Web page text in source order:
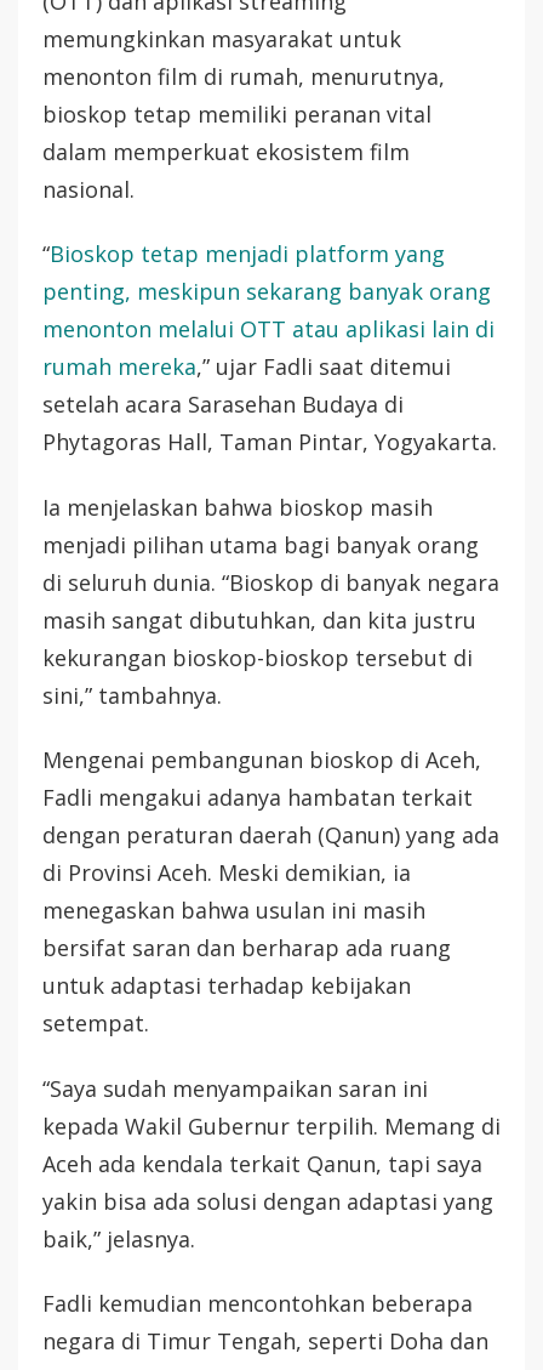
memungkinkan masyarakat untuk
menonton film di rumah, menurutnya,
bioskop tetap memiliki peranan vital
dalam memperkuat ekosistem film
nasional.
“Bioskop tetap menjadi platform yang
penting, meskipun sekarang banyak orang
menonton melalui OTT atau aplikasi lain di
rumah mereka,” ujar Fadli saat ditemui
setelah acara Sarasehan Budaya di
Phytagoras Hall, Taman Pintar, Yogyakarta.
Ia menjelaskan bahwa bioskop masih
menjadi pilihan utama bagi banyak orang
di seluruh dunia. “Bioskop di banyak negara
masih sangat dibutuhkan, dan kita justru
kekurangan bioskop-bioskop tersebut di
sini,” tambahnya.
Mengenai pembangunan bioskop di Aceh,
Fadli mengakui adanya hambatan terkait
dengan peraturan daerah (Qanun) yang ada
di Provinsi Aceh. Meski demikian, ia
menegaskan bahwa usulan ini masih
bersifat saran dan berharap ada ruang
untuk adaptasi terhadap kebijakan
setempat.
“Saya sudah menyampaikan saran ini
kepada Wakil Gubernur terpilih. Memang di
Aceh ada kendala terkait Qanun, tapi saya
yakin bisa ada solusi dengan adaptasi yang
baik,” jelasnya.
Fadli kemudian mencontohkan beberapa
negara di Timur Tengah, seperti Doha dan